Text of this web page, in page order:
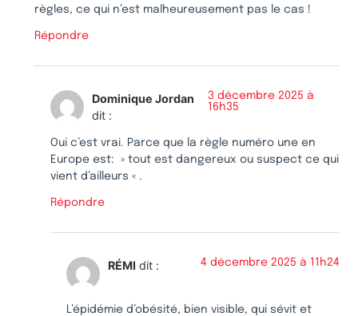
règles, ce qui n’est malheureusement pas le cas !
Répondre
Dominique Jordan
dit :
3 décembre 2025 à
16h35
Oui c’est vrai. Parce que la règle numéro une en
Europe est: » tout est dangereux ou suspect ce qui
vient d’ailleurs « .
Répondre
RÉMI dit : 4 décembre 2025 à 11h24
L’épidémie d’obésité, bien visible, qui sévit et